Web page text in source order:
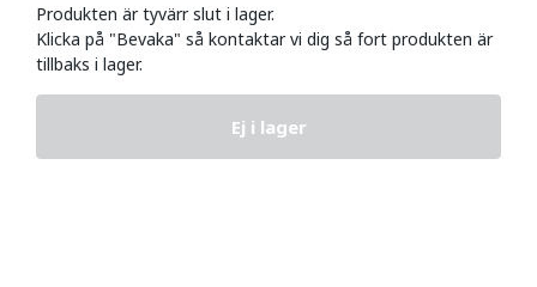
Produkten är tyvärr slut i lager.
Klicka på "Bevaka" så kontaktar vi dig så fort produkten är
tillbaks i lager.
Ej i lager